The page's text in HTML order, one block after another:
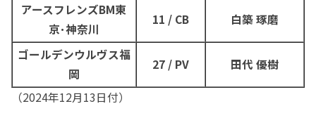
アースフレンズBM東
京･神奈川
11 / CB 白築 琢磨
ゴールデンウルヴス福
岡
27 / PV 田代 優樹
（2024年12月13日付）